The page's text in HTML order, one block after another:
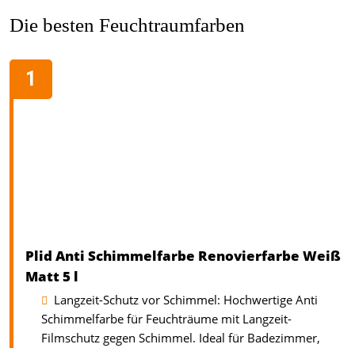
Die besten Feuchtraumfarben
Plid Anti Schimmelfarbe Renovierfarbe Weiß
Matt 5 l
Langzeit-Schutz vor Schimmel: Hochwertige Anti
Schimmelfarbe für Feuchträume mit Langzeit-
Filmschutz gegen Schimmel. Ideal für Badezimmer,